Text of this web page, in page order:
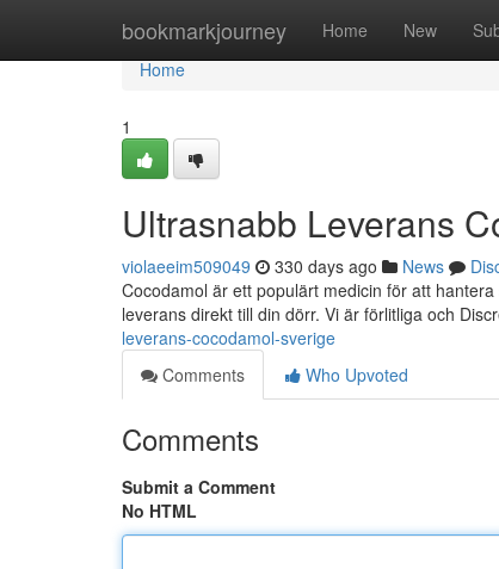
bookmarkjourney Home New
Home
Home
1
Ultrasnabb Leverans
violaeeim509049 330 days ago News
Cocodamol är ett populärt medicin för att
leverans direkt till din dörr. Vi är förlitliga och
leverans-cocodamol-sverige
Comments
Who Upvoted
Comments
Submit a Comment
No HTML